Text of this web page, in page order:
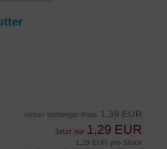
Unser bisheriger Preis 1,39 EUR
Jetzt nur 1,29 EUR
1,29 EUR pro Stück